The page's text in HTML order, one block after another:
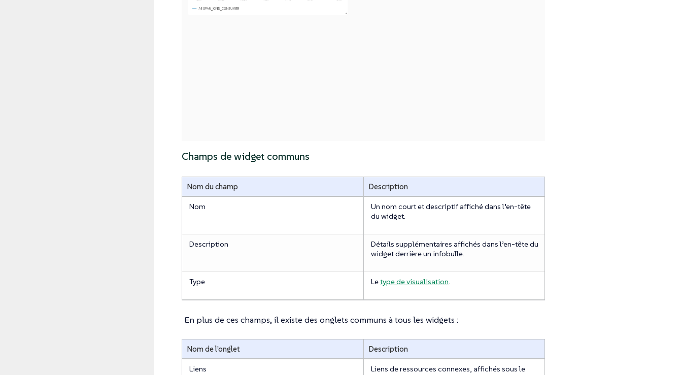
Champs de widget communs
Nom du champ Description
Nom
Un nom court et descriptif affiché dans l’en-tête
du widget.
Description
Détails supplémentaires affichés dans l’en-tête du
widget derrière un infobulle.
Type Letype de visualisation
En plus de ces champs, il existe des onglets communs à tous les widgets :
Nom de l’onglet Description
Liens
Liens de ressources connexes, affichés sous le